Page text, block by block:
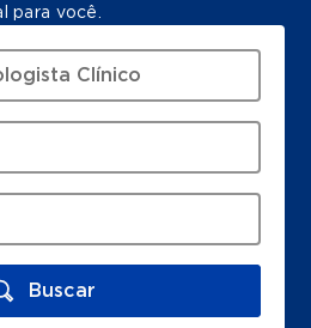
para você.
Buscar